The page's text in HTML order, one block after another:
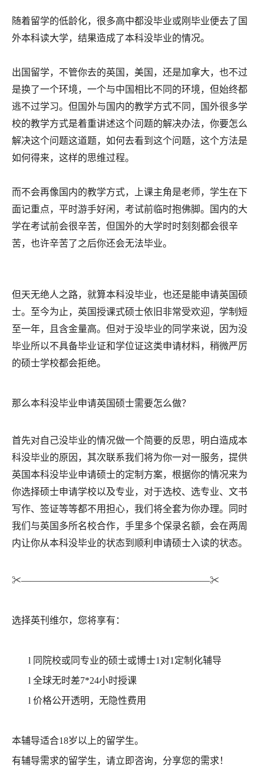
随着留学的低龄化，很多高中都没毕业或刚毕业便去了国
外本科读大学，结果造成了本科没毕业的情况。
出国留学，不管你去的英国，美国，还是加拿大，也不过
是换了一个环境，一个与中国相比不同的环境，但始终都
逃不过学习。但国外与国内的教学方式不同，国外很多学
校的教学方式是着重讲述这个问题的解决办法，你要怎么
解决这个问题这道题，如何去看到这个问题，这个方法是
如何得来，这样的思维过程。
而不会再像国内的教学方式，上课主角是老师，学生在下
面记重点，平时游手好闲，考试前临时抱佛脚。国内的大
学在考试前会很辛苦，但国外的大学时时刻刻都会很辛
苦，也许辛苦了之后你还会无法毕业。
但天无绝人之路，就算本科没毕业，也还是能申请英国硕
士。至今为止，英国授课式硕士依旧非常受欢迎，学制短
至一年，且含金量高。但对于没毕业的同学来说，因为没
毕业所以不具备毕业证和学位证这类申请材料，稍微严厉
的硕士学校都会拒绝。
那么本科没毕业申请英国硕士需要怎么做？
首先对自己没毕业的情况做一个简要的反思，明白造成本
科没毕业的原因，其次联系我们将为你一对一服务，提供
英国本科没毕业申请硕士的定制方案，根据你的情况来为
你选择硕士申请学校以及专业，对于选校、选专业、文书
写作、签证等等都不用担心，我们将全套为你办理。同时
我们与英国多所名校合作，手里多个保录名额，会在两周
内让你从本科没毕业的状态到顺利申请硕士入读的状态。
✂————————————————————✂
选择英刊维尔，您将享有：
l 同院校或同专业的硕士或博士1对1定制化辅导
l 全球无时差7*24小时授课
l 价格公开透明，无隐性费用
本辅导适合18岁以上的留学生。
有辅导需求的留学生，请立即咨询，分享您的需求！